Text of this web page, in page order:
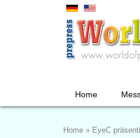
Home
Home » EyeC